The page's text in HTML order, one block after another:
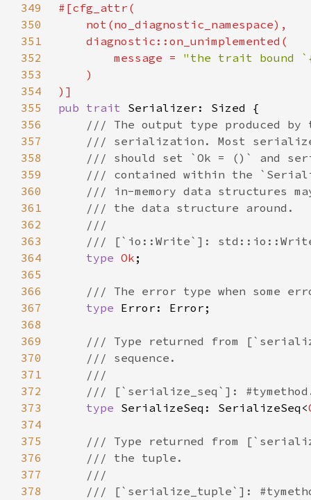
349
350
351
352
        message =
"the trait bound
353
354
355
pub trait
356
357
358
359
360
361
362
363
364
type Ok
365
366
367
type
368
369
370
371
372
373
type SerializeSeq: SerializeSeq<
374
375
376
377
378